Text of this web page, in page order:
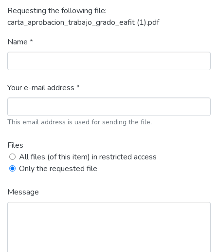
Requesting the following file:
carta_aprobacion_trabajo_grado_eafit (1).pdf
Name *
Your e-mail address *
This email address is used for sending the file.
Files
All files (of this item) in restricted access
Only the requested file
Message